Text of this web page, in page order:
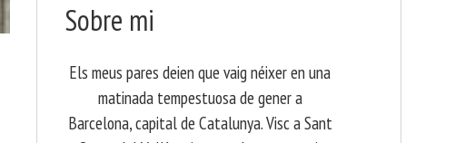
Sobre mi
Els meus pares deien que vaig néixer en una
matinada tempestuosa de gener a
Barcelona, capital de Catalunya. Visc a Sant